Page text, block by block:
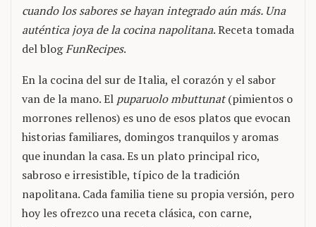
cuando los sabores se hayan integrado aún más. Una
auténtica joya de la cocina napolitana. Receta tomada
del blogFunRecipes.
En la cocina del sur de Italia, el corazón y el sabor
van de la mano. El puparuolo mbuttunat(pimientos o
morrones rellenos) es uno de esos platos que evocan
historias familiares, domingos tranquilos y aromas
que inundan la casa. Es un plato principal rico,
sabroso e irresistible, típico de la tradición
napolitana. Cada familia tiene su propia versión, pero
hoy les ofrezco una receta clásica, con carne,